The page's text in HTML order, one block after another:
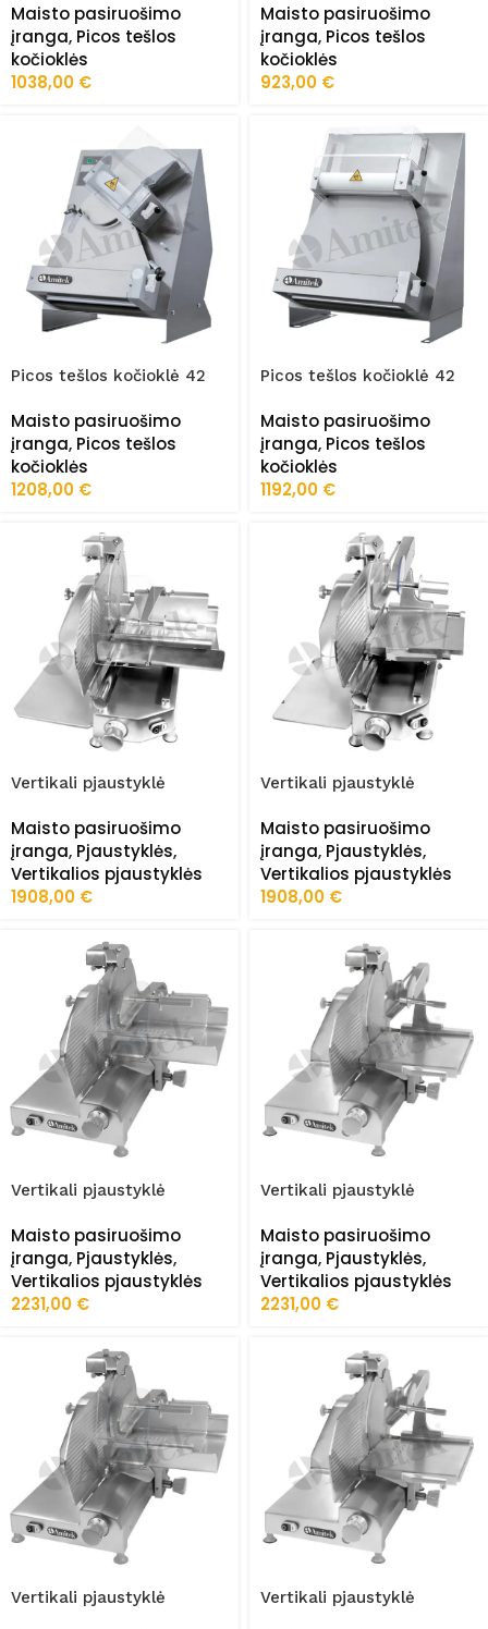
Maisto pasiruošimo
įranga, Picos tešlos
kočioklės
1038,00 €
Maisto pasiruošimo
įranga, Picos tešlos
kočioklės
923,00 €
Picos tešlos kočioklė 42
Maisto pasiruošimo
įranga, Picos tešlos
kočioklės
1208,00 €
Picos tešlos kočioklė 42
Maisto pasiruošimo
įranga, Picos tešlos
kočioklės
1192,00 €
Vertikali pjaustyklė
Maisto pasiruošimo
įranga, Pjaustyklės,
Vertikalios pjaustyklės
1908,00 €
Vertikali pjaustyklė
Maisto pasiruošimo
įranga, Pjaustyklės,
Vertikalios pjaustyklės
1908,00 €
Vertikali pjaustyklė
Maisto pasiruošimo
įranga, Pjaustyklės,
Vertikalios pjaustyklės
2231,00 €
Vertikali pjaustyklė
Maisto pasiruošimo
įranga, Pjaustyklės,
Vertikalios pjaustyklės
2231,00 €
Vertikali pjaustyklė
Vertikali pjaustyklė